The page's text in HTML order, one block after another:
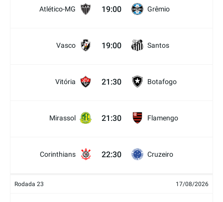
Atlético-MG 19:00 Grêmio
Vasco 19:00 Santos
Vitória 21:30 Botafogo
Mirassol 21:30 Flamengo
Corinthians 22:30 Cruzeiro
Rodada 23 17/08/2026